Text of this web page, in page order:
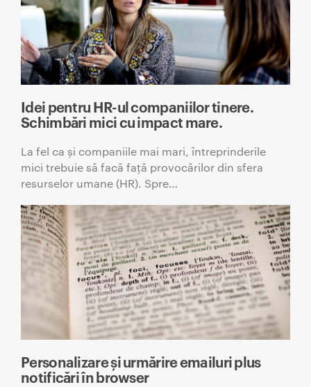
Idei pentru HR-ul companiilor tinere.
Schimbări mici cu impact mare.
La fel ca și companiile mai mari, întreprinderile
mici trebuie să facă față provocărilor din sfera
resurselor umane (HR). Spre…
Personalizare și urmărire emailuri plus
notificări în browser